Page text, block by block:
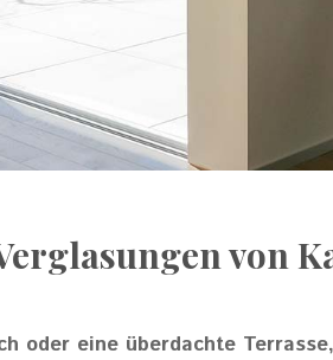
von
oder eine überdachte